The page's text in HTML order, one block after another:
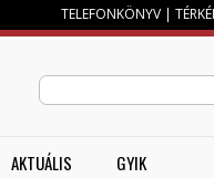
TELEFONKÖNYV |
KERESÉS ŰRLAP
AKTUÁLIS GYIK